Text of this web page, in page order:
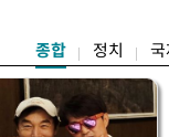
종합 정치